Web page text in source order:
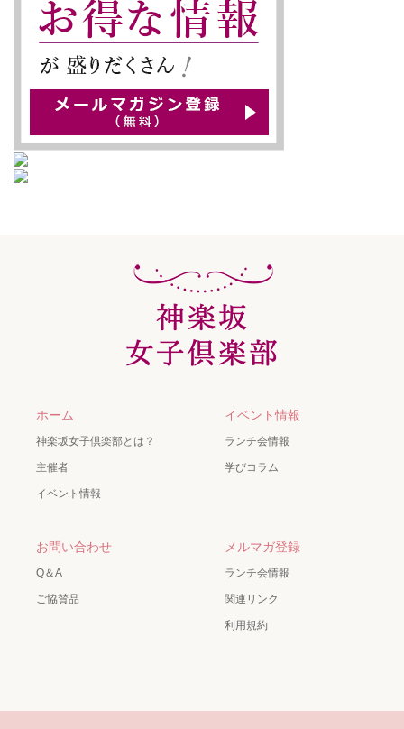
ホーム
神楽坂女子倶楽部とは？
主催者
イベント情報
イベント情報
ランチ会情報
学びコラム
お問い合わせ
Q＆A
ご協賛品
メルマガ登録
ランチ会情報
関連リンク
利用規約